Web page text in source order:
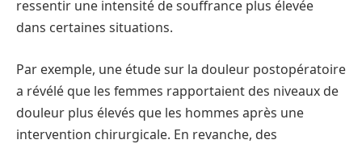
ressentir une intensité de souffrance plus élevée
dans certaines situations.
Par exemple, une étude sur la douleur postopératoire
a révélé que les femmes rapportaient des niveaux de
douleur plus élevés que les hommes après une
intervention chirurgicale. En revanche, des